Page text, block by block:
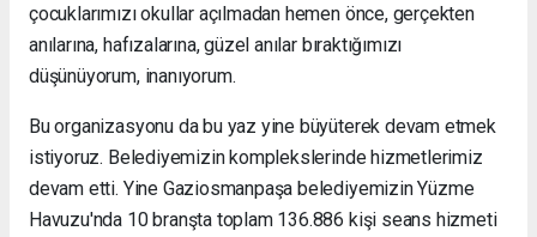
çocuklarımızı okullar açılmadan hemen önce, gerçekten
anılarına, hafızalarına, güzel anılar bıraktığımızı
düşünüyorum, inanıyorum.
Bu organizasyonu da bu yaz yine büyüterek devam etmek
istiyoruz. Belediyemizin komplekslerinde hizmetlerimiz
devam etti. Yine Gaziosmanpaşa belediyemizin Yüzme
Havuzu'nda 10 branşta toplam 136.886 kişi seans hizmeti